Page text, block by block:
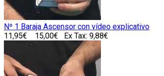
Nº 1 Baraja Ascensor con vídeo explicativo
11,95€
15,00€ Ex Tax: 9,88€